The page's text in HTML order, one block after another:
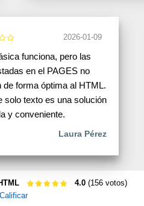
2026-01-09
funciona, pero las
en el PAGES no
forma óptima al HTML.
solo texto es una solución
y conveniente.
Laura Pérez
4.0 (156 votos)
Calificar